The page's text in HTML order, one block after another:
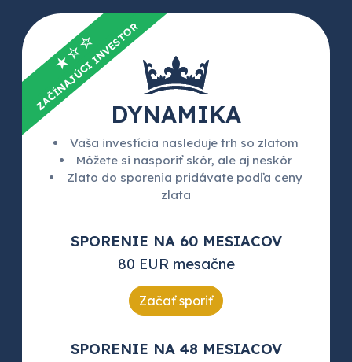
★☆☆
ZAČÍNAJÚCI INVESTOR
DYNAMIKA
Vaša investícia nasleduje trh so zlatom
Môžete si nasporiť skôr, ale aj neskôr
Zlato do sporenia pridávate podľa ceny
zlata
SPORENIE NA 60 MESIACOV
80 EUR mesačne
Začať sporiť
SPORENIE NA 48 MESIACOV